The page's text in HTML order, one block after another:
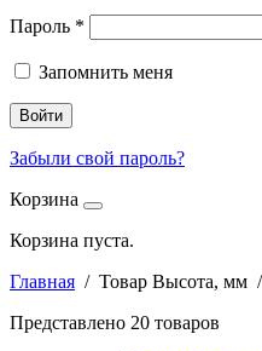
Пароль *
Запомнить меня
Войти
Забыли свой пароль?
Корзина
Корзина пуста.
Главная / Товар Высота, мм
Представлено 20 товаров